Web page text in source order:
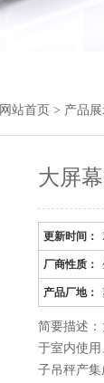
网站首页 > 产品
大屏
更新时间：
厂商性质：
产品厂地：
简要描述
于室内使
子吊秤产集